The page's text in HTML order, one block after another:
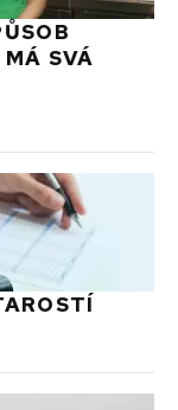
SVÁ